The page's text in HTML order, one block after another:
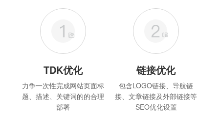
TDK优化
力争一次性完成网站页面标
题、描述、关键词的的合理
部署
链接优化
包含LOGO链接、导航链
接、文章链接及外部链接等
SEO优化设置